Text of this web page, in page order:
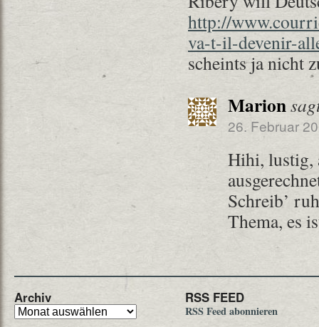
http://
va-t-il-devenir-
scheints ja nicht
Marion
26. Februar
Hihi, lustig,
Schreib’
Thema, es
Archiv RSS FEED
RSS Feed abonnieren